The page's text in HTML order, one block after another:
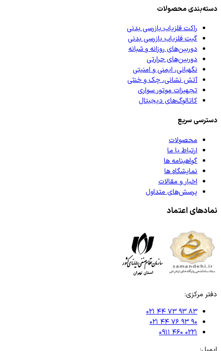
دسته‌بندی محصولات
راکت فلزیاب بازرسی بدنی
گیت فلزیاب بازرسی بدنی
دوربین‌های روزانه و شبانه
دوربین‌های حرارتی
نگهبانی، ایمنی و امنیتی
آتش نشانی، چک و خنثی
تجهیزات موتور سواری
کاتالوگ‌های دیجیتال
دسترسی سریع
محصولات
ارتباط با ما
گواهینامه ها
نمایشگاه ها
اخبار و مقالات
پرسش‌های متداول
نمادهای اعتماد
دفتر مرکزی:
۰۲۱ ۴۴ ۷۳ ۹۳ ۸۳
۰۲۱ ۴۴ ۷۶ ۹۳ ۹۰
۰۹۱۱ ۴۶۰ ۰۲۲۱